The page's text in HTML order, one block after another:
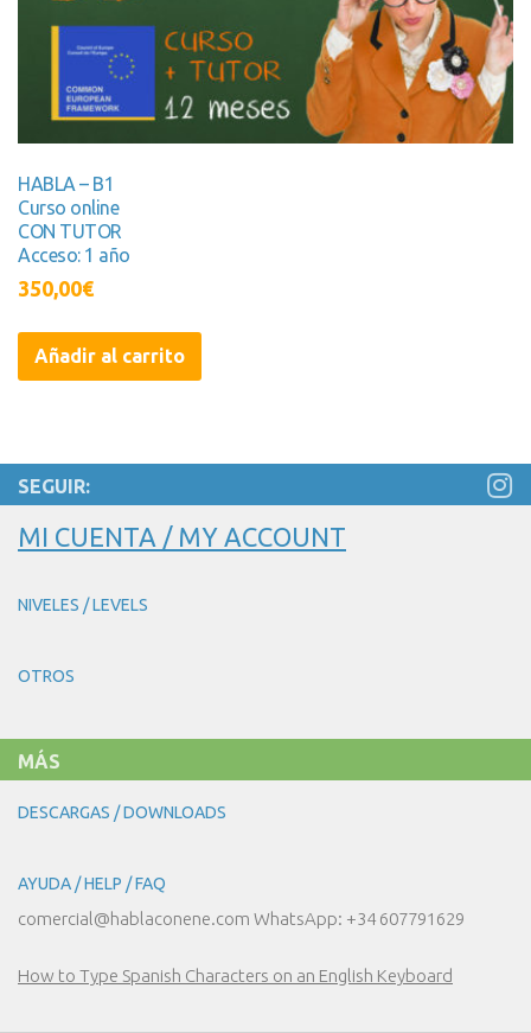
HABLA – B1
Curso online
CON TUTOR
Acceso: 1 año
350,00€
Añadir al carrito
SEGUIR:
MI CUENTA / MY ACCOUNT
NIVELES / LEVELS
OTROS
MÁS
DESCARGAS / DOWNLOADS
AYUDA / HELP / FAQ
comercial@hablaconene.com WhatsApp: +34 607791629
How to Type Spanish Characters on an English Keyboard